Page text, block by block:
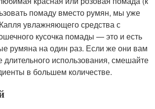
помаду вместо румян, мы уже
увлажняющего средства с
кусочка помады — это и есть
румяна на один раз. Если же они вам
использования, смешайте
в большем количестве.